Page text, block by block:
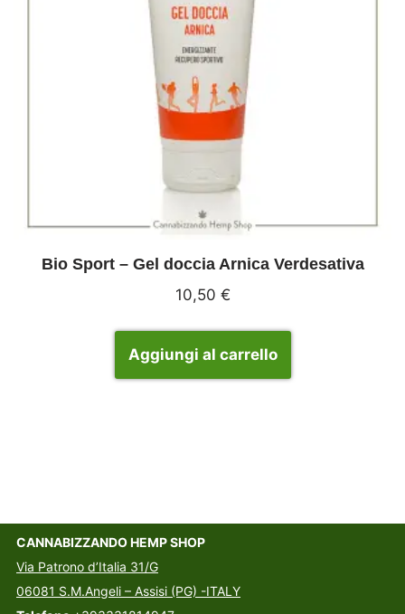
Bio Sport – Gel doccia Arnica Verdesativa
10,50 €
Aggiungi al carrello
CANNABIZZANDO HEMP SHOP
Via Patrono d’Italia 31/G
06081 S.M.Angeli – Assisi (PG) -ITALY